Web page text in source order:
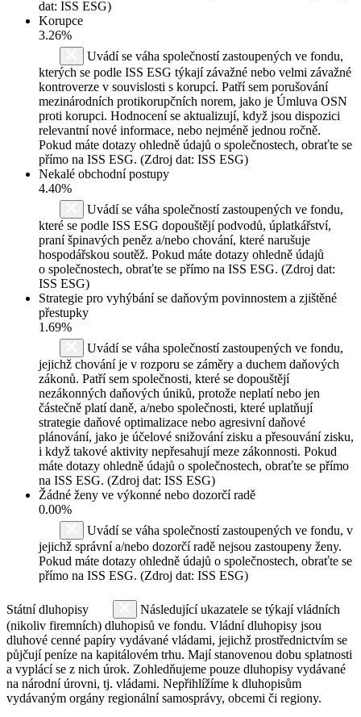
dat: ISS ESG)
Korupce
3.26%
Uvádí se váha společností zastoupených ve fondu,
kterých se podle ISS ESG týkají závažné nebo velmi závažné
kontroverze v souvislosti s korupcí. Patří sem porušování
mezinárodních protikorupčních norem, jako je Úmluva OSN
proti korupci. Hodnocení se aktualizují, když jsou dispozici
relevantní nové informace, nebo nejméně jednou ročně.
Pokud máte dotazy ohledně údajů o společnostech, obraťte se
přímo na ISS ESG. (Zdroj dat: ISS ESG)
Nekalé obchodní postupy
4.40%
Uvádí se váha společností zastoupených ve fondu,
které se podle ISS ESG dopouštějí podvodů, úplatkářství,
praní špinavých peněz a/nebo chování, které narušuje
hospodářskou soutěž. Pokud máte dotazy ohledně údajů
o společnostech, obraťte se přímo na ISS ESG. (Zdroj dat:
ISS ESG)
Strategie pro vyhýbání se daňovým povinnostem a zjištěné
přestupky
1.69%
Uvádí se váha společností zastoupených ve fondu,
jejichž chování je v rozporu se záměry a duchem daňových
zákonů. Patří sem společnosti, které se dopouštějí
nezákonných daňových úniků, protože neplatí nebo jen
částečně platí daně, a/nebo společnosti, které uplatňují
strategie daňové optimalizace nebo agresivní daňové
plánování, jako je účelové snižování zisku a přesouvání zisku,
i když takové aktivity nepřesahují meze zákonnosti. Pokud
máte dotazy ohledně údajů o společnostech, obraťte se přímo
na ISS ESG. (Zdroj dat: ISS ESG)
Žádné ženy ve výkonné nebo dozorčí radě
0.00%
Uvádí se váha společností zastoupených ve fondu, v
jejichž správní a/nebo dozorčí radě nejsou zastoupeny ženy.
Pokud máte dotazy ohledně údajů o společnostech, obraťte se
přímo na ISS ESG. (Zdroj dat: ISS ESG)
Státní dluhopisy
Následující ukazatele se týkají vládních
(nikoliv firemních) dluhopisů ve fondu. Vládní dluhopisy jsou
dluhové cenné papíry vydávané vládami, jejichž prostřednictvím se
půjčují peníze na kapitálovém trhu. Mají stanovenou dobu splatnosti
a vyplácí se z nich úrok. Zohledňujeme pouze dluhopisy vydávané
na národní úrovni, tj. vládami. Nepřihlížíme k dluhopisům
vydávaným orgány regionální samosprávy, obcemi či regiony.